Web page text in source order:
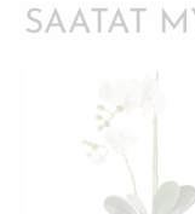
SAATAT